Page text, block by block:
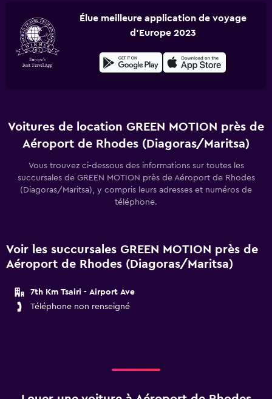
Élue meilleure application de voyage
d'Europe 2023
Voitures de location GREEN MOTION près de
Aéroport de Rhodes (Diagoras/Maritsa)
Vous trouvez ci-dessous des informations sur toutes les
succursales de GREEN MOTION près de Aéroport de Rhodes
(Diagoras/Maritsa), y compris leurs adresses et numéros de
téléphone.
Voir les succursales GREEN MOTION près de
Aéroport de Rhodes (Diagoras/Maritsa)
7th Km Tsairi - Airport Ave
Téléphone non renseigné